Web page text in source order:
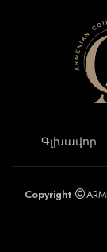
Գլխավոր
Copyright